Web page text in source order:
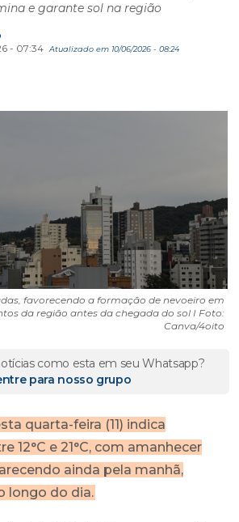
e garante sol na região
- 07:34
Atualizado em 10/06/2026 - 08:24
favorecendo a formação de nevoeiro em
da região antes da chegada do sol I Foto:
Canva/4oito
como esta em seu Whatsapp?
para nosso grupo
quarta-feira (11) indica
12°C e 21°C, com amanhecer
ainda pela manhã,
longo do dia.